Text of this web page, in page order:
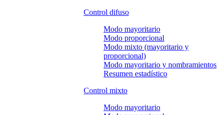
Control difuso
Modo mayoritario
Modo proporcional
Modo mixto (mayoritario y
proporcional)
Modo mayoritario y nombramientos
Resumen estadístico
Control mixto
Modo mayoritario